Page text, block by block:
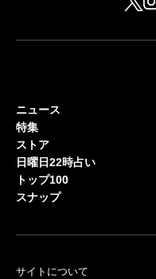
ニュース
特集
ストア
日曜日22時占い
トップ100
スナップ
サイトについて